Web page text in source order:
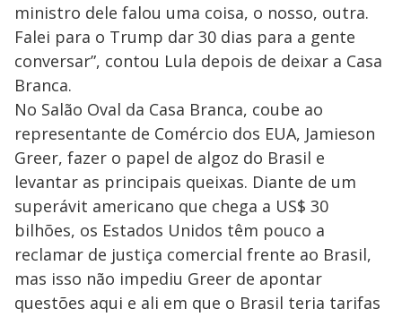
ministro dele falou uma coisa, o nosso, outra.
Falei para o Trump dar 30 dias para a gente
conversar”, contou Lula depois de deixar a Casa
Branca.
No Salão Oval da Casa Branca, coube ao
representante de Comércio dos EUA, Jamieson
Greer, fazer o papel de algoz do Brasil e
levantar as principais queixas. Diante de um
superávit americano que chega a US$ 30
bilhões, os Estados Unidos têm pouco a
reclamar de justiça comercial frente ao Brasil,
mas isso não impediu Greer de apontar
questões aqui e ali em que o Brasil teria tarifas